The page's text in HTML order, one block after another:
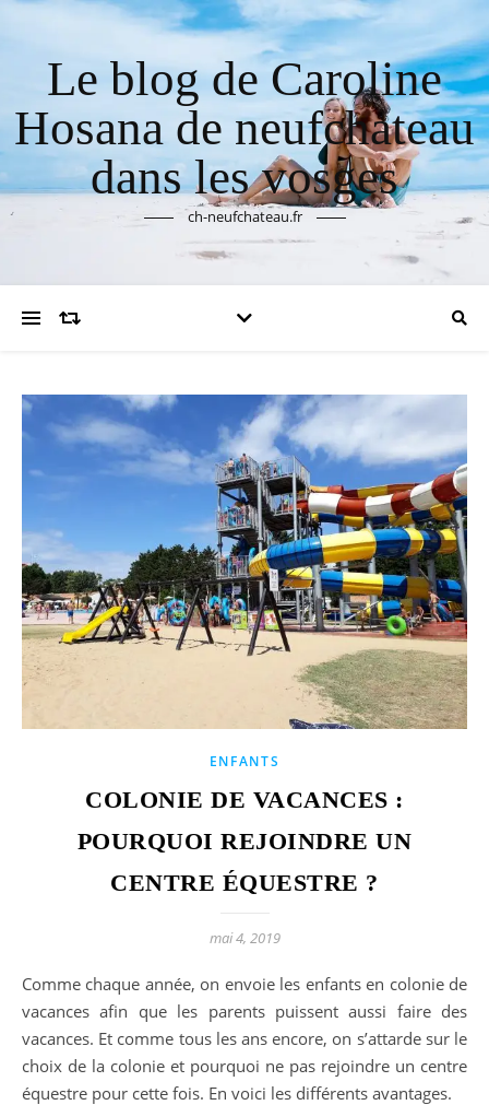
Le blog de Caroline
Hosana de neufchateau
dans les vosges
ch-neufchateau.fr
ENFANTS
COLONIE DE VACANCES :
POURQUOI REJOINDRE UN
CENTRE ÉQUESTRE ?
mai 4, 2019
Comme chaque année, on envoie les enfants en colonie de
vacances afin que les parents puissent aussi faire des
vacances. Et comme tous les ans encore, on s’attarde sur le
choix de la colonie et pourquoi ne pas rejoindre un centre
équestre pour cette fois. En voici les différents avantages.